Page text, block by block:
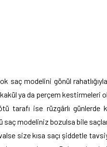
saç modelini gönül
ya da perçem kestirmeleri
tarafı ise rüzgârlı günlerde
modeliniz bozulsa bile
size kısa saçı şiddetle